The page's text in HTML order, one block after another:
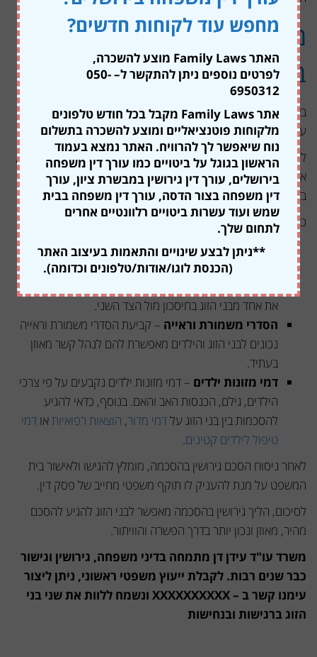
מה כולל הסכם גירושין
בהסכמה?
באופן כללי, הסכם גירושין בהסכמה חייב להיות כמה שיותר מקיף
על מנת למנוע ויכוחים בין בני הזוג בעתיד.
לעיתים, בני זוג בוחרים להגיע להסכמות ללא עזרה של עו"ד חיצוני,
אך גם במקרים אלה מומלץ לעבוד במקביל לעורך דין דיני משפחה
בעל ניסיון אשר יוכל לכוון, לייעץ וללוות את שני בני הזוג.
כל הסכם גירושין בהסכמה יכיל התייחסות לנושאים הבאים:
חלוקת רכוש– פעמים רבות, חלוקת הרכוש בין בני הזוג
מובילה למחלוקות, ריבים ואמוציות רבות. הסכם גירושין
בהסכמה ישקף את היכולות הכלכליות של בני הזוג ולא יותיר
את אחד מבני הזוג בחיסכון מול הצד השני.
הסדרי משמורת וראייה – קביעת הסדרי משמורת וראייה
נכונים לבני הזוג והילדים מאפשרת להם לנהל קשר מאוזן
בעתיד.
דמי מזונות ילדים – דמי מזונות ילדים נקבעים על פי צרכי
הילדים, גילם, הכנסות האב והאם. בנוסף, כדאי להגיע
להסכמות בין בני הזוג עלדמי מדור, הוצאות רפואיותאו דמי
טיפול לילדים קטינים.
לאחר ניסוח הסכם גירושין בהסכמה, מומלץ להגישו ולאישור בית
המשפט על מנת להעניק לו תוקף משפטי מחייב של פסק דין.
לסיכום, הליך גירושין בהסכמה מאפשר לבני הזוג להגיע להסכם
מהיר, מאוזן ונכון יותר בדרך הפשרה והוויתור.
משרד עו"ד עידן דן מתמחה בדיני משפחה, גירושין וגישור
כבר שנים רבות. לקבלת ייעוץ משפטי ראשוני, ניתן ליצור
עימנו קשר ב – XXXXXXXXXX ונשמח ללוות את שני בני
הזוג ברגישות ובנחישות
מחפש עוד לקוחות חדשים?
האתר Family Laws מוצע להשכרה,
לפרטים נוספים ניתן להתקשר ל – 050-
6950312
אתר Family Laws מקבל בכל חודש טלפונים
מלקוחות פוטנציאליים ומוצע להשכרה בתשלום
נוח שיאפשר לך להרוויח. האתר נמצא בעמוד
הראשון בגוגל על ביטויים כמו עורך דין משפחה
בירושלים, עורך דין גירושין במבשרת ציון, עורך
דין משפחה בצור הדסה, עורך דין משפחה בבית
שמש ועוד עשרות ביטויים רלוונטיים אחרים
לתחום שלך.
**ניתן לבצע שינויים והתאמות בעיצוב האתר
(הכנסת לוגו/אודות/טלפונים וכדומה).